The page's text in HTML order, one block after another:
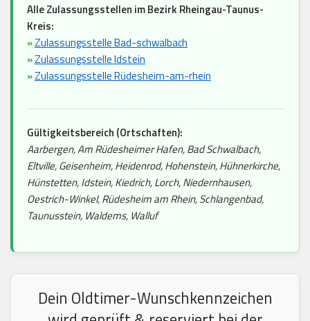
Alle Zulassungsstellen im Bezirk Rheingau-Taunus-
Kreis:
»Zulassungsstelle Bad-schwalbach
»Zulassungsstelle Idstein
»Zulassungsstelle Rüdesheim-am-rhein
Gültigkeitsbereich (Ortschaften):
Aarbergen, Am Rüdesheimer Hafen, Bad Schwalbach,
Eltville, Geisenheim, Heidenrod, Hohenstein, Hühnerkirche,
Hünstetten, Idstein, Kiedrich, Lorch, Niedernhausen,
Oestrich-Winkel, Rüdesheim am Rhein, Schlangenbad,
Taunusstein, Waldems, Walluf
Dein Oldtimer-Wunschkennzeichen